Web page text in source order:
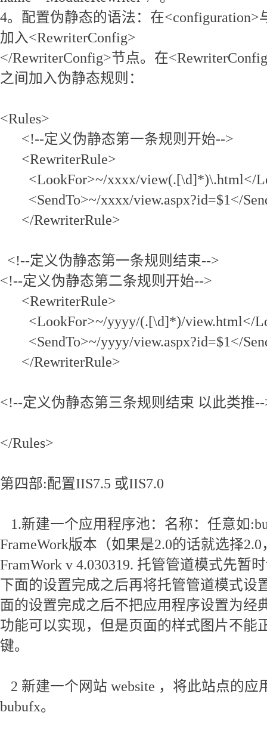
4。配置伪静态的语法：在<configuration>
加入<RewriterConfig>
</RewriterConfig>节点。在
之间加入伪静态规则：
<Rules>
<!--定义伪静态第一条规则开始-->
<RewriterRule>
<LookFor>~/xxxx/view(.[\d]*)\.html</
<SendTo>~/xxxx/view.aspx?id=$1</
</RewriterRule>
<!--定义伪静态第一条规则结束-->
<!--定义伪静态第二条规则开始-->
<RewriterRule>
<LookFor>~/yyyy/(.[\d]*)/view.html</
<SendTo>~/yyyy/view.aspx?id=$1</
</RewriterRule>
<!--定义伪静态第三条规则结束 以此类推
</Rules>
第四部:配置IIS7.5 或IIS7.0
1.新建一个应用程序池：名称：任意如
FrameWork版本（如果是2.0的话就选择
FramWork v 4.030319. 托管管道模式先暂
下面的设置完成之后再将托管管道模式设
面的设置完成之后不把应用程序设置为经
功能可以实现，但是页面的样式图片不能
键。
2 新建一个网站 website ，将此站点的应
bubufx。